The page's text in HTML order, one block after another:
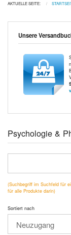
AKTUELLE SEITE:
Unsere
Psychologie &
(Suchbegriff im Suchfeld für
für alle Produkte darin)
Sortiert nach